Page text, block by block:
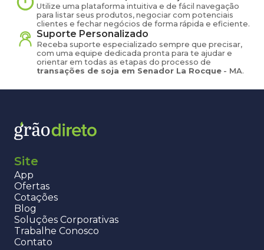
Utilize uma plataforma intuitiva e de fácil navegação
para listar seus produtos, negociar com potenciais
clientes e fechar negócios de forma rápida e eficiente.
Suporte Personalizado
Receba suporte especializado sempre que precisar,
com uma equipe dedicada pronta para te ajudar e
orientar em todas as etapas do processo de
transações de soja em Senador La Rocque - MA.
Site
App
Ofertas
Cotações
Blog
Soluções Corporativas
Trabalhe Conosco
Contato